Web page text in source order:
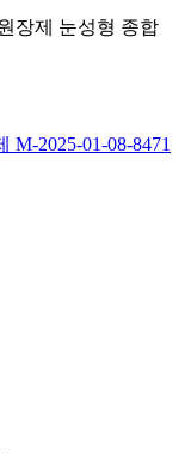
장제 눈성형 종합
M-2025-01-08-8471